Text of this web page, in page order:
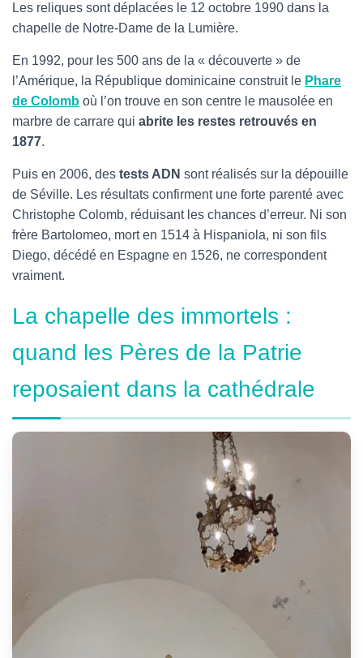
Les reliques sont déplacées le 12 octobre 1990 dans la
chapelle de Notre-Dame de la Lumière.
En 1992, pour les 500 ans de la « découverte » de
l’Amérique, la République dominicaine construit le Phare
de Colomb où l’on trouve en son centre le mausolée en
marbre de carrare qui abrite les restes retrouvés en
1877.
Puis en 2006, des tests ADN sont réalisés sur la dépouille
de Séville. Les résultats confirment une forte parenté avec
Christophe Colomb, réduisant les chances d’erreur. Ni son
frère Bartolomeo, mort en 1514 à Hispaniola, ni son fils
Diego, décédé en Espagne en 1526, ne correspondent
vraiment.
La chapelle des immortels :
quand les Pères de la Patrie
reposaient dans la cathédrale